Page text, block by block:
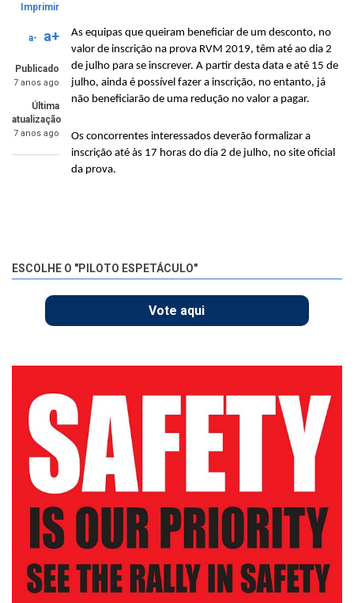
Imprimir
a- a+
Publicado
7 anos ago
Última
atualização
7 anos ago
As equipas que queiram beneficiar de um desconto, no
valor de inscrição na prova RVM 2019, têm até ao dia 2
de julho para se inscrever. A partir desta data e até 15 de
julho, ainda é possível fazer a inscrição, no entanto, já
não beneficiarão de uma redução no valor a pagar.
Os concorrentes interessados deverão formalizar a
inscrição até às 17 horas do dia 2 de julho, no site oficial
da prova.
ESCOLHE O "PILOTO ESPETÁCULO"
Vote aqui